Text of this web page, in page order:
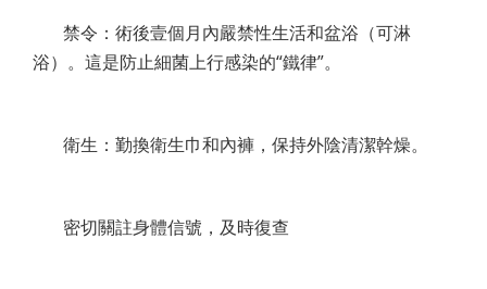
禁令：術後壹個月內嚴禁性生活和盆浴（可淋
浴）。這是防止細菌上行感染的“鐵律”。
衛生：勤換衛生巾和內褲，保持外陰清潔幹燥。
密切關註身體信號，及時復查